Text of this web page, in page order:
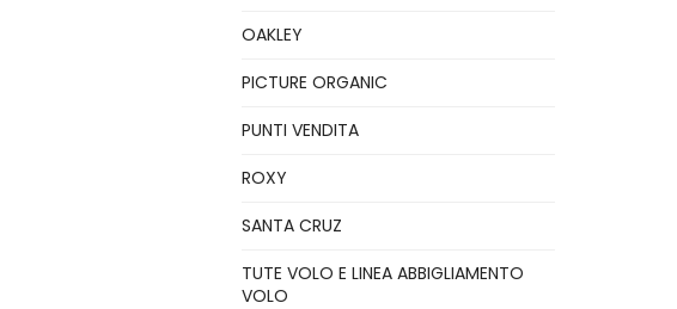
OAKLEY
PICTURE ORGANIC
PUNTI VENDITA
ROXY
SANTA CRUZ
TUTE VOLO E LINEA ABBIGLIAMENTO
VOLO